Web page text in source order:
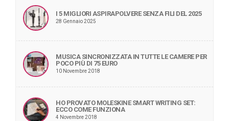
I 5 MIGLIORI ASPIRAPOLVERE SENZA FILI DEL 2025
28 Gennaio 2025
MUSICA SINCRONIZZATA IN TUTTE LE CAMERE PER
POCO PIÙ DI 75 EURO
10 Novembre 2018
HO PROVATO MOLESKINE SMART WRITING SET:
ECCO COME FUNZIONA
4 Novembre 2018